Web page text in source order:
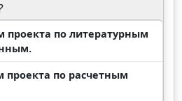
проекта по литературным
проекта по расчетным